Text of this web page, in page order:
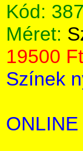
Kód:
Méret:
19500 Ft
Színek